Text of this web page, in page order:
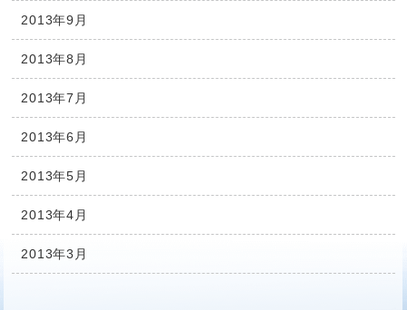
2013年9月
2013年8月
2013年7月
2013年6月
2013年5月
2013年4月
2013年3月